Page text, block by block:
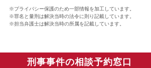
※プライバシー保護のため一部情報を加工しています。
※罪名と量刑は解決当時の法令に則り記載しています。
※担当弁護士は解決当時の所属を記載しています。
刑事事件の相談予約窓口